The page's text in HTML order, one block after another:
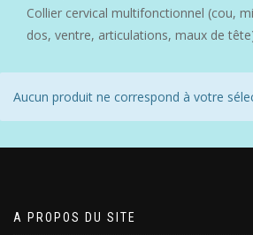
Collier cervical multifonctionnel (cou,
dos, ventre, articulations, maux de
Aucun produit ne correspond à votre
A PROPOS DU SITE